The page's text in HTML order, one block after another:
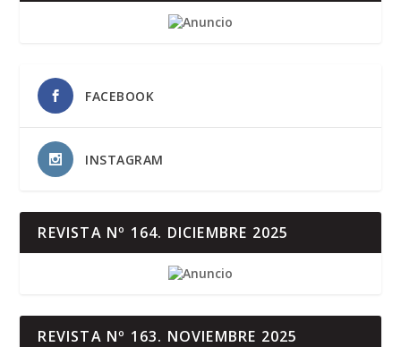
FACEBOOK
INSTAGRAM
REVISTA Nº 164. DICIEMBRE 2025
REVISTA Nº 163. NOVIEMBRE 2025